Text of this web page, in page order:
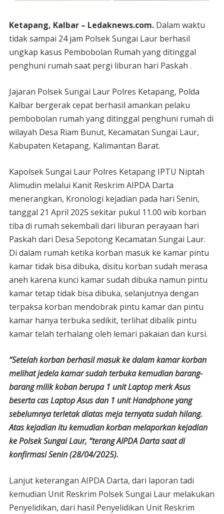
Ketapang, Kalbar – Ledaknews.com.Dalam waktu
tidak sampai 24 jam Polsek Sungai Laur berhasil
ungkap kasus Pembobolan Rumah yang ditinggal
penghuni rumah saat pergi liburan hari Paskah .
Jajaran Polsek Sungai Laur Polres Ketapang, Polda
Kalbar bergerak cepat berhasil amankan pelaku
pembobolan rumah yang ditinggal penghuni rumah di
wilayah Desa Riam Bunut, Kecamatan Sungai Laur,
Kabupaten Ketapang, Kalimantan Barat.
Kapolsek Sungai Laur Polres Ketapang IPTU Niptah
Alimudin melalui Kanit Reskrim AIPDA Darta
menerangkan, Kronologi kejadian pada hari Senin,
tanggal 21 April 2025 sekitar pukul 11.00 wib korban
tiba di rumah sekembali dari liburan perayaan hari
Paskah dari Desa Sepotong Kecamatan Sungai Laur.
Di dalam rumah ketika korban masuk ke kamar pintu
kamar tidak bisa dibuka, disitu korban sudah merasa
aneh karena kunci kamar sudah dibuka namun pintu
kamar tetap tidak bisa dibuka, selanjutnya dengan
terpaksa korban mendobrak pintu kamar dan pintu
kamar hanya terbuka sedikit, terlihat dibalik pintu
kamar telah terhalang oleh lemari pakaian dan kursi.
“Setelah korban berhasil masuk ke dalam kamar korban
melihat jedela kamar sudah terbuka kemudian barang-
barang milik koban berupa 1 unit Laptop merk Asus
beserta cas Laptop Asus dan 1 unit Handphone yang
sebelumnya terletak diatas meja ternyata sudah hilang.
Atas kejadian itu kemudian korban melaporkan kejadian
ke Polsek Sungai Laur, “terang AIPDA Darta saat di
konfirmasi Senin (28/04/2025).
Lanjut keterangan AIPDA Darta, dari laporan tadi
kemudian Unit Reskrim Polsek Sungai Laur melakukan
Penyelidikan, dari hasil Penyelidikan Unit Reskrim